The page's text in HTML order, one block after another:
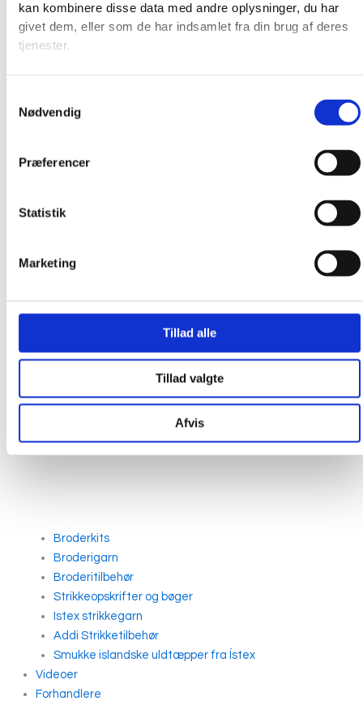
kan kombinere disse data med andre oplysninger, du har
givet dem, eller som de har indsamlet fra din brug af deres
tjenester.
Nødvendig
Præferencer
Statistik
Marketing
Tillad alle
Tillad valgte
Afvis
Broderkits
Broderigarn
Broderitilbehør
Strikkeopskrifter og bøger
Istex strikkegarn
Addi Strikketilbehør
Smukke islandske uldtæpper fra Ístex
Videoer
Forhandlere